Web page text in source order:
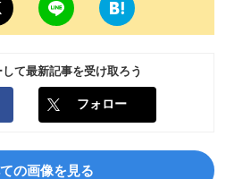
て最新記事を受け取ろう
フォロー
の画像を見る